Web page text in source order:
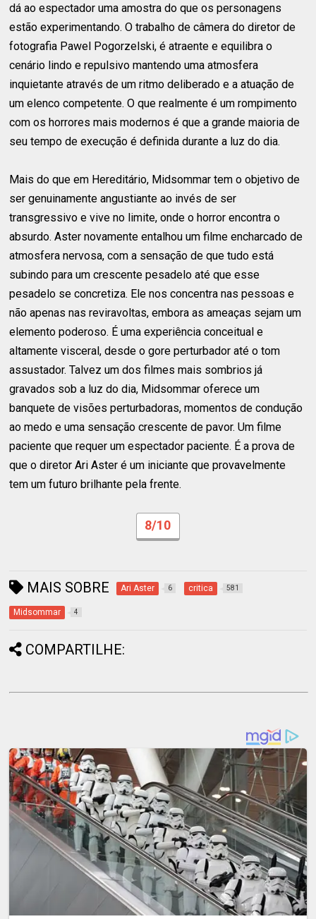
dá ao espectador uma amostra do que os personagens
estão experimentando. O trabalho de câmera do diretor de
fotografia Pawel Pogorzelski, é atraente e equilibra o
cenário lindo e repulsivo mantendo uma atmosfera
inquietante através de um ritmo deliberado e a atuação de
um elenco competente. O que realmente é um rompimento
com os horrores mais modernos é que a grande maioria de
seu tempo de execução é definida durante a luz do dia.
Mais do que em Hereditário, Midsommar tem o objetivo de
ser genuinamente angustiante ao invés de ser
transgressivo e vive no limite, onde o horror encontra o
absurdo. Aster novamente entalhou um filme encharcado de
atmosfera nervosa, com a sensação de que tudo está
subindo para um crescente pesadelo até que esse
pesadelo se concretiza. Ele nos concentra nas pessoas e
não apenas nas reviravoltas, embora as ameaças sejam um
elemento poderoso. É uma experiência conceitual e
altamente visceral, desde o gore perturbador até o tom
assustador. Talvez um dos filmes mais sombrios já
gravados sob a luz do dia, Midsommar oferece um
banquete de visões perturbadoras, momentos de condução
ao medo e uma sensação crescente de pavor. Um filme
paciente que requer um espectador paciente. É a prova de
que o diretor Ari Aster é um iniciante que provavelmente
tem um futuro brilhante pela frente.
8/10
MAIS SOBRE Ari Aster 6 critica 581
Midsommar 4
COMPARTILHE: